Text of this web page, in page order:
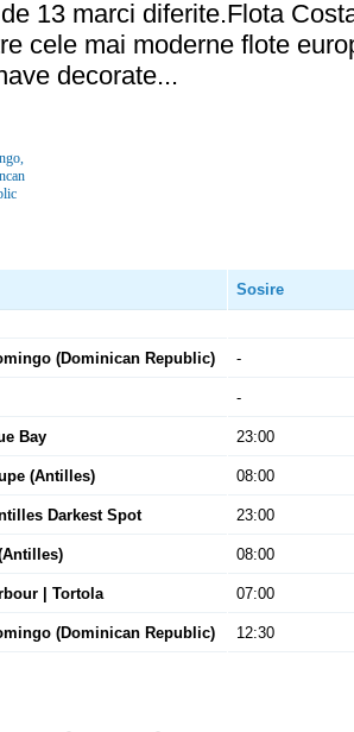
13 marci diferite.Flota
cele mai moderne flote
decorate...
Sosire
(Dominican Republic) -
-
Bay 23:00
(Antilles) 08:00
Darkest Spot 23:00
08:00
| Tortola 07:00
(Dominican Republic) 12:30